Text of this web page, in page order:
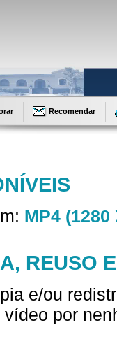
Recomendar
MP4 (1280
REUSO
e/ou
por